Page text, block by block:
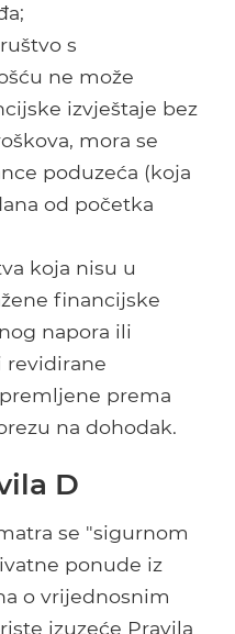
s
ne može
izvještaje bez
mora se
poduzeća (koja
od početka
koja nisu u
financijske
napora ili
revidirane
prema
na dohodak.
D
se "sigurnom
ponude iz
o vrijednosnim
izuzeće Pravila